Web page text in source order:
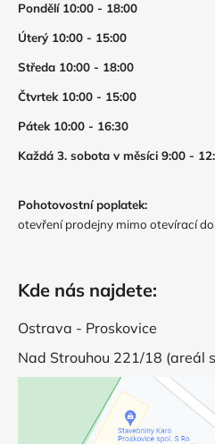
Pondělí 10:00 - 18:00
Úterý 10:00 - 15:00
Středa 10:00 - 18:00
Čtvrtek 10:00 - 15:00
Pátek 10:00 - 16:30
Každá 3. sobota v měsíci 9:00 -
Pohotovostní poplatek:
otevření prodejny mimo otevírací
Kde nás najdete:
Ostrava - Proskovice
Nad Strouhou 221/18 (areál